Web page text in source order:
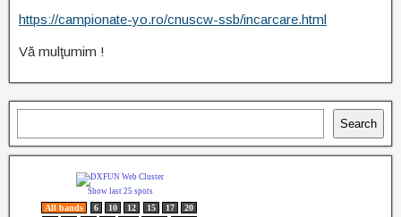
https://campionate-yo.ro/cnuscw-ssb/incarcare.html
Vă mulţumim !
Search